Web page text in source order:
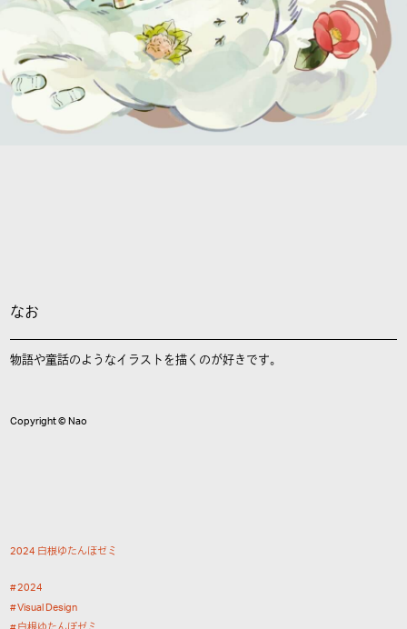
なお
物語や童話のようなイラストを描くのが好きです。
Copyright © Nao
2024 白根ゆたんぽゼ ミ
2024
Visual Design